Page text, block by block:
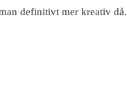
definitivt mer kreativ då.